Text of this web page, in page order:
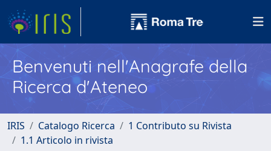
Benvenuti nell'Anagrafe della
Ricerca d'Ateneo
IRIS Catalogo Ricerca
1 Contributo su Rivista
1.1 Articolo in rivista